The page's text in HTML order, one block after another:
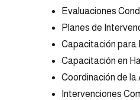
Evaluaciones
Planes de
Capacitación
Capacitación en
Coordinación de
Intervenciones